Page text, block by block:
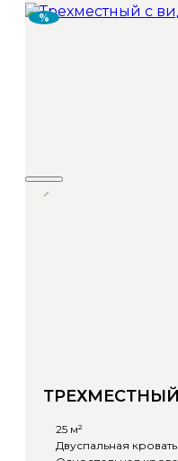
%
25 м²
Двуспальная